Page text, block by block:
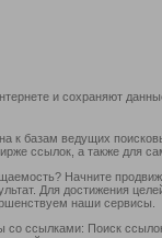
и сохраняют
к базам ведущих
ссылок, а также для
Начните
Для достижения
наши сервисы.
ссылками: Поиск